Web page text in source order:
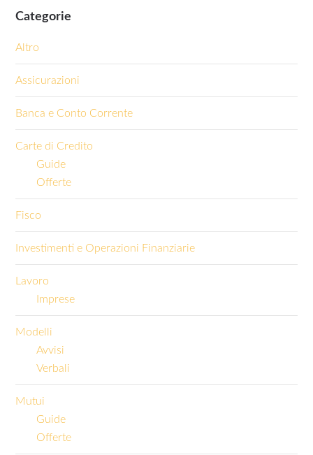
Categorie
Altro
Assicurazioni
Banca e Conto Corrente
Carte di Credito
Guide
Offerte
Fisco
Investimenti e Operazioni Finanziarie
Lavoro
Imprese
Modelli
Avvisi
Verbali
Mutui
Guide
Offerte